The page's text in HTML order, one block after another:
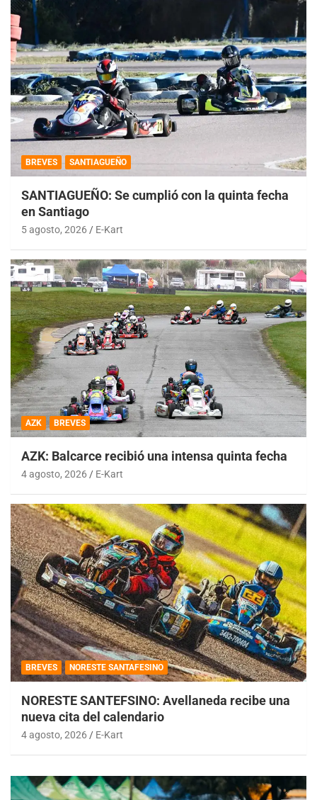
BREVES SANTIAGUEÑO
SANTIAGUEÑO: Se cumplió con la quinta fecha
en Santiago
5 agosto, 2026 E-Kart
AZK BREVES
AZK: Balcarce recibió una intensa quinta fecha
4 agosto, 2026 E-Kart
BREVES NORESTE SANTAFESINO
NORESTE SANTEFSINO: Avellaneda recibe una
nueva cita del calendario
4 agosto, 2026 E-Kart